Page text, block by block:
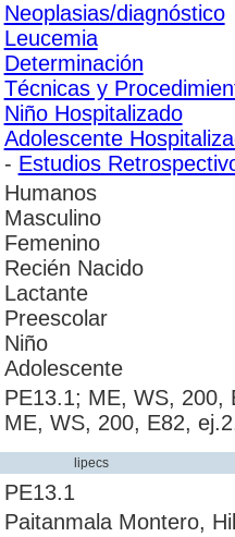
Neoplasias/diagnóstico
Leucemia
Determinación
Técnicas y
Niño Hospitalizado
Adolescente
- Estudios
Humanos
Masculino
Femenino
Recién Nacido
Lactante
Preescolar
Niño
Adolescente
PE13.1; ME, WS, 200,
ME, WS, 200, E82,
lipecs
PE13.1
Paitanmala Montero,